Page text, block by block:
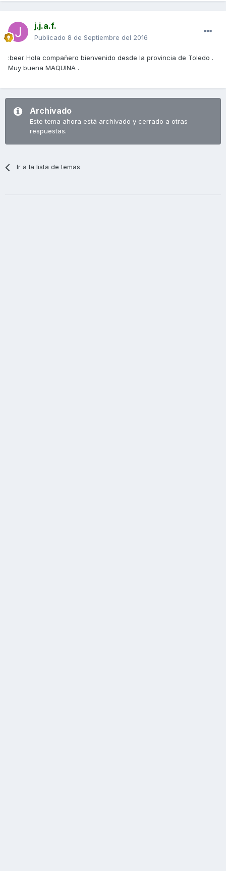
j.j.a.f.
Publicado 8 de Septiembre del 2016
:beer Hola compañero bienvenido desde la provincia de Toledo .
Muy buena MAQUINA .
Archivado
Este tema ahora está archivado y cerrado a otras
respuestas.
Ir a la lista de temas